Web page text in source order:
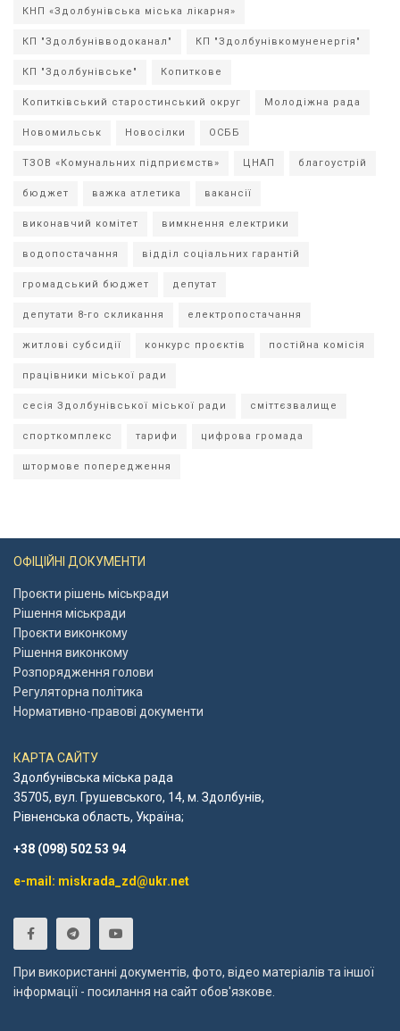
КНП «Здолбунівська міська лікарня»
КП "Здолбунівводоканал" КП "Здолбунівкомуненергія"
КП "Здолбунівське" Копиткове
Копитківський старостинський округ Молодіжна рада
Новомильськ Новосілки ОСББ
ТЗОВ «Комунальних підприємств» ЦНАП благоустрій
бюджет важка атлетика вакансії
виконавчий комітет вимкнення електрики
водопостачання відділ соціальних гарантій
громадський бюджет депутат
депутати 8-го скликання електропостачання
житлові субсидії конкурс проєктів постійна комісія
працівники міської ради
сесія Здолбунівської міської ради сміттєзвалище
спорткомплекс тарифи цифрова громада
штормове попередження
ОФІЦІЙНІ ДОКУМЕНТИ
Проєкти рішень міськради
Рішення міськради
Проєкти виконкому
Рішення виконкому
Розпорядження голови
Регуляторна політика
Нормативно-правові документи
КАРТА САЙТУ
Здолбунівська міська рада
35705, вул. Грушевського, 14, м. Здолбунів,
Рівненська область, Україна;
+38 (098) 502 53 94
e-mail: miskrada_zd@ukr.net
При використанні документів, фото, відео матеріалів та іншої
інформації - посилання на сайт обов'язкове.